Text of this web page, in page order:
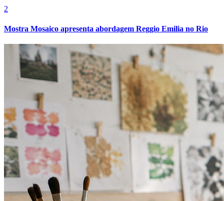
Grêmio
2
Mostra Mosaico apresenta abordagem Reggio Emilia no Rio